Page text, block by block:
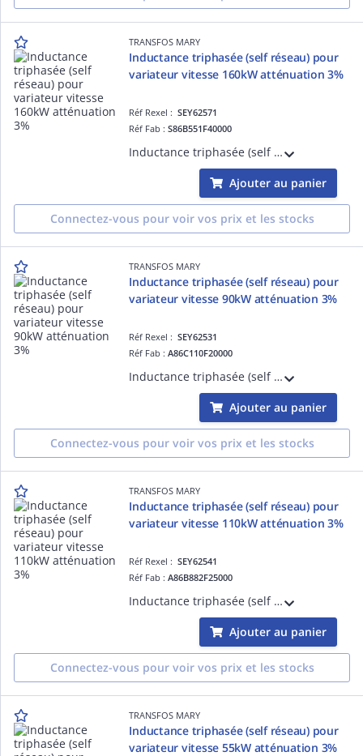
TRANSFOS MARY
Inductance triphasée (self réseau) pour
variateur vitesse 160kW atténuation 3%
Réf Rexel :SEY62571
Réf Fab :S86B551F40000
Inductance triphasée (self de réseau) pour variateur de vitesse 160kW ( Moteur triphasé 380-415V ) - Tx d'atténuation 3% - L=0,055mH - I=400A - Bornes M12 - IP00
Ajouter au panier
Connectez-vous pour voir vos prix et les stocks
TRANSFOS MARY
Inductance triphasée (self réseau) pour
variateur vitesse 90kW atténuation 3%
Réf Rexel :SEY62531
Réf Fab :A86C110F20000
Inductance triphasée (self de réseau) pour variateur de vitesse 90kW ( Moteur triphasé 380-415V ) - Tx d'atténuation 3% - L=0,11mH - I=200A - Bornes M8 - IP00
Ajouter au panier
Connectez-vous pour voir vos prix et les stocks
TRANSFOS MARY
Inductance triphasée (self réseau) pour
variateur vitesse 110kW atténuation 3%
Réf Rexel :SEY62541
Réf Fab :A86B882F25000
Inductance triphasée (self de réseau) pour variateur de vitesse 110kW ( Moteur triphasé 380-415V ) - Tx d'atténuation 3% - L=0,088mH - I=250A - Bornes M10 - IP00
Ajouter au panier
Connectez-vous pour voir vos prix et les stocks
TRANSFOS MARY
Inductance triphasée (self réseau) pour
variateur vitesse 55kW atténuation 3%